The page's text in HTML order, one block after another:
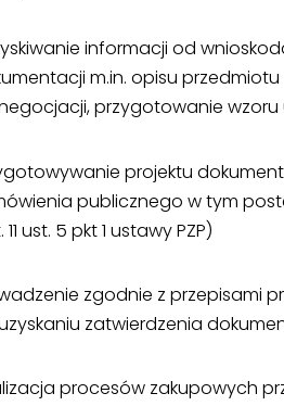
informacji od
m.in. opisu przedmiotu
przygotowanie
projektu
publicznego w tym
11 ust. 5 pkt 1 ustawy PZP)
zgodnie z przepisami
zatwierdzenia
procesów zakupowych